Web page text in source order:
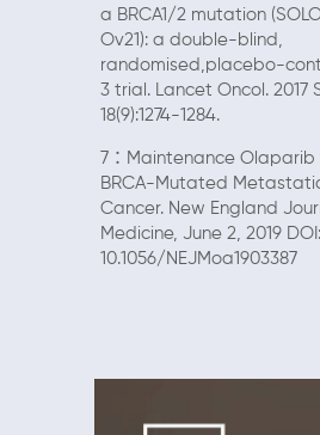
a BRCA1/2 mutation
Ov21): a double-blind,
randomised,placebo-
3 trial. Lancet Oncol. 2017
18(9):1274-1284.
7： Maintenance Olaparib
BRCA-Mutated
Cancer. New England
Medicine, June 2, 2019 DOI:
10.1056/NEJMoa1903387